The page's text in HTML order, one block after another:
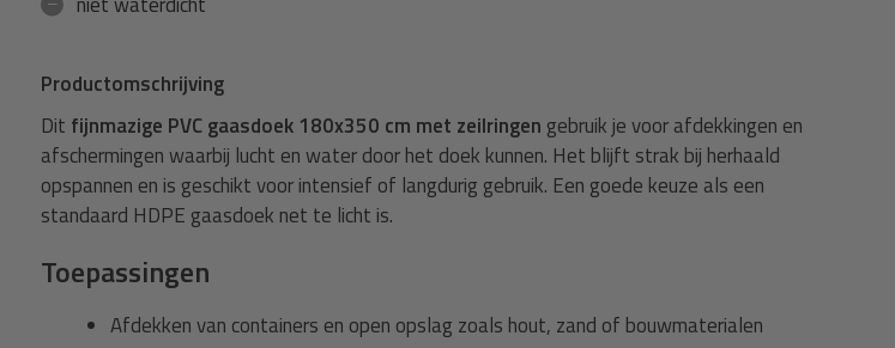
Productomschrijving
Dit fijnmazige PVC gaasdoek 180x350 cm met zeilringen gebruik je voor afdekkingen en
afschermingen waarbij lucht en water door het doek kunnen. Het blijft strak bij herhaald
opspannen en is geschikt voor intensief of langdurig gebruik. Een goede keuze als een
standaard HDPE gaasdoek net te licht is.
Toepassingen
Afdekken van containers en open opslag zoals hout, zand of bouwmaterialen
Toevoegen aan winkelwagen